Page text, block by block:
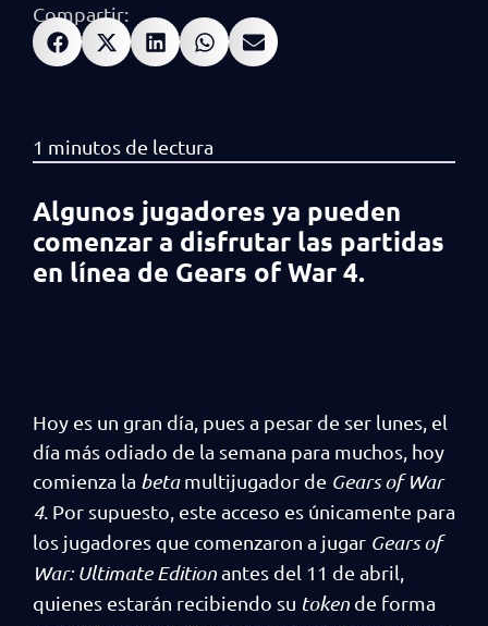
Compartir:
Algunos jugadores ya pueden
comenzar a disfrutar las partidas
en línea de Gears of War 4.
Hoy es un gran día, pues a pesar de ser lunes, el
día más odiado de la semana para muchos, hoy
comienza la betamultijugador de Gears of War
4. Por supuesto, este acceso es únicamente para
los jugadores que comenzaron a jugar Gears of
War: Ultimate Editionantes del 11 de abril,
quienes estarán recibiendo su token de forma